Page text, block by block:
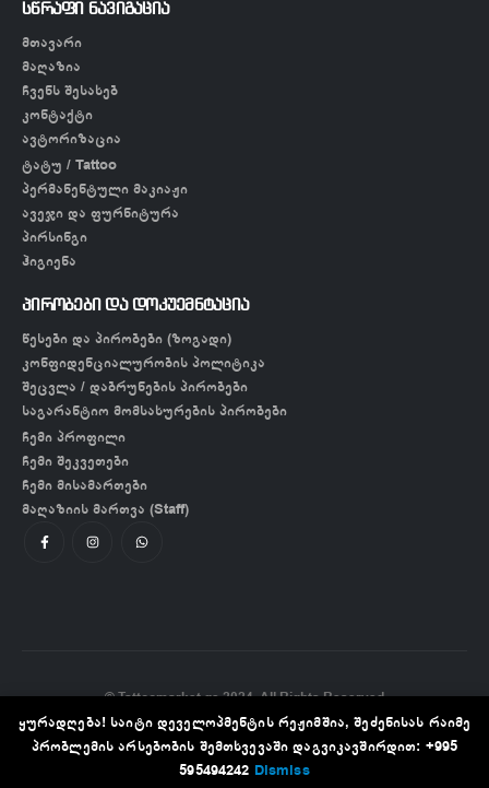
სწრაფი ნავიგაცია
მთავარი
მაღაზია
ჩვენს შესახებ
კონტაქტი
ავტორიზაცია
ტატუ / Tattoo
პერმანენტული მაკიაჟი
ავეჯი და ფურნიტურა
პირსინგი
ჰიგიენა
პირობები და დოკუემნტაცია
წესები და პირობები (ზოგადი)
კონფიდენციალურობის პოლიტიკა
შეცვლა / დაბრუნების პირობები
საგარანტიო მომსახურების პირობები
ჩემი პროფილი
ჩემი შეკვეთები
ჩემი მისამართები
მაღაზიის მართვა (Staff)
© Tattoomarket.ge 2024. All Rights Reserved
ყურადღება! საიტი დეველოპმენტის რეჟიმშია, შეძენისას რაიმე
პრობლემის არსებობის შემთხვევაში დაგვიკავშირდით: +995
595494242 Dismiss